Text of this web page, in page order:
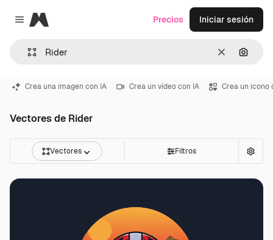
Close menu
Magnific
Borrar
Precios Iniciar sesión
Crea una imagen con IA Crea un vídeo con IA Crea un icono
Vectores de Rider
Vectores Filtros